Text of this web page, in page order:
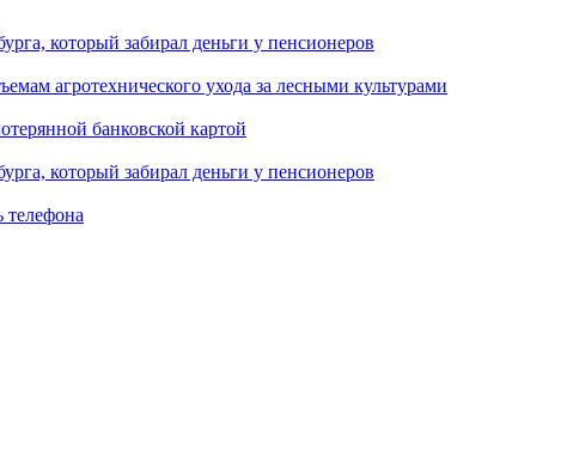
который забирал деньги у пенсионеров
агротехнического ухода за лесными культурами
банковской картой
который забирал деньги у пенсионеров
телефона